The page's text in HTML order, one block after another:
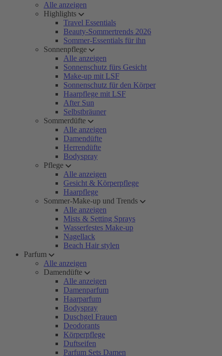
Alle anzeigen
Highlights
Travel Essentials
Beauty-Sommertrends 2026
Sommer-Essentials für ihn
Sonnenpflege
Alle anzeigen
Sonnenschutz fürs Gesicht
Make-up mit LSF
Sonnenschutz für den Körper
Haarpflege mit LSF
After Sun
Selbstbräuner
Sommerdüfte
Alle anzeigen
Damendüfte
Herrendüfte
Bodyspray
Pflege
Alle anzeigen
Gesicht & Körperpflege
Haarpflege
Sommer-Make-up und Trends
Alle anzeigen
Mists & Setting Sprays
Wasserfestes Make-up
Nagellack
Beach Hair stylen
Parfum
Alle anzeigen
Damendüfte
Alle anzeigen
Damenparfum
Haarparfum
Bodyspray
Duschgel Frauen
Deodorants
Körperpflege
Duftseifen
Parfum Sets Damen